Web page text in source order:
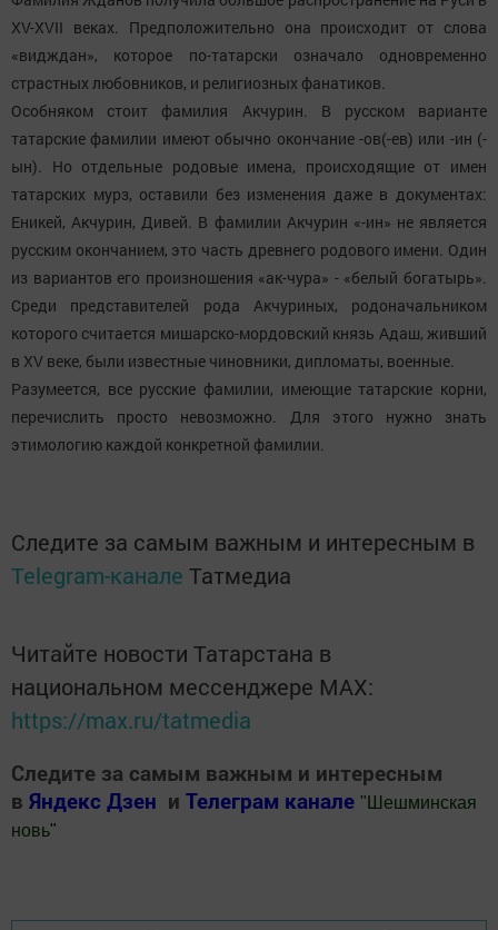
XV-XVII веках. Предположительно она происходит от слова
«видждан», которое по-татарски означало одновременно
страстных любовников, и религиозных фанатиков.
Особняком стоит фамилия Акчурин. В русском варианте
татарские фамилии имеют обычно окончание -ов(-ев) или -ин (-
ын). Но отдельные родовые имена, происходящие от имен
татарских мурз, оставили без изменения даже в документах:
Еникей, Акчурин, Дивей. В фамилии Акчурин «-ин» не является
русским окончанием, это часть древнего родового имени. Один
из вариантов его произношения «ак-чура» - «белый богатырь».
Среди представителей рода Акчуриных, родоначальником
которого считается мишарско-мордовский князь Адаш, живший
в XV веке, были известные чиновники, дипломаты, военные.
Разумеется, все русские фамилии, имеющие татарские корни,
перечислить просто невозможно. Для этого нужно знать
этимологию каждой конкретной фамилии.
Следите за самым важным и интересным в
Telegram-канале Татмедиа
Читайте новости Татарстана в
национальном мессенджере MАХ:
https://max.ru/tatmedia
Следите за самым важным и интересным
в Яндекс Дзен и Телеграм канале " Шешминская
новь"